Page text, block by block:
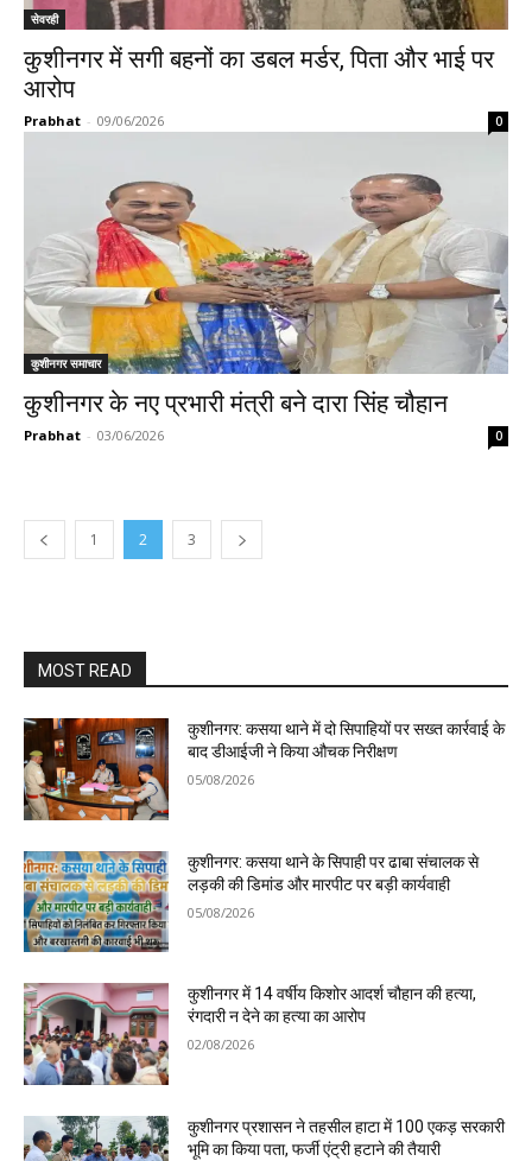
सेवरही
कुशीनगर में सगी बहनों का डबल मर्डर, पिता और भाई पर
आरोप
Prabhat - 09/06/2026 0
कुशीनगर समाचार
कुशीनगर के नए प्रभारी मंत्री बने दारा सिंह चौहान
Prabhat - 03/06/2026 0
1 2 3
MOST READ
कुशीनगर: कसया थाने में दो सिपाहियों पर सख्त कार्रवाई के
बाद डीआईजी ने किया औचक निरीक्षण
05/08/2026
कुशीनगर: कसया थाने के सिपाही पर ढाबा संचालक से
लड़की की डिमांड और मारपीट पर बड़ी कार्यवाही
05/08/2026
कुशीनगर में 14 वर्षीय किशोर आदर्श चौहान की हत्या,
रंगदारी न देने का हत्या का आरोप
02/08/2026
कुशीनगर प्रशासन ने तहसील हाटा में 100 एकड़ सरकारी
भूमि का किया पता, फर्जी एंट्री हटाने की तैयारी